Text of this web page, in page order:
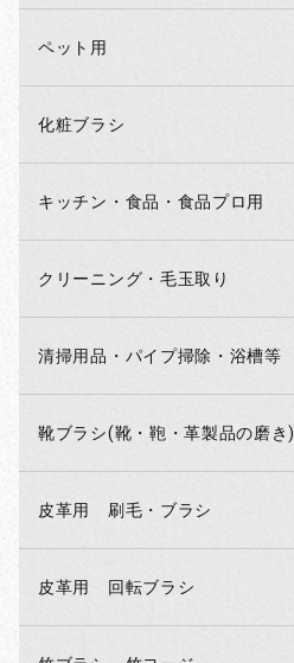
ペット用
化粧ブラシ
キッチン・食品・食品プロ用
クリーニング・毛玉取り
清掃用品・パイプ掃除・浴槽等
靴ブラシ(靴・鞄・革製品の磨き)
皮革用 刷毛・ブラシ
皮革用 回転ブラシ